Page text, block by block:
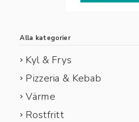
Alla kategorier
Kyl & Frys
Pizzeria & Kebab
Värme
Rostfritt